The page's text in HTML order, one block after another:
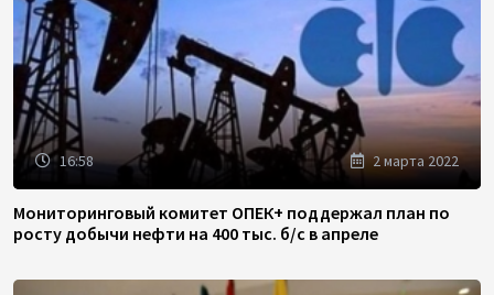
16:58 2 марта 2022
Мониторинговый комитет ОПЕК+ поддержал план по
росту добычи нефти на 400 тыс. б/с в апреле